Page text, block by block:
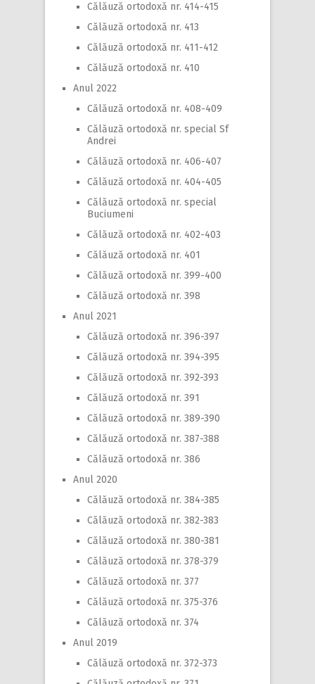
Călăuză ortodoxă nr. 414-415
Călăuză ortodoxă nr. 413
Călăuză ortodoxă nr. 411-412
Călăuză ortodoxă nr. 410
Anul 2022
Călăuză ortodoxă nr. 408-409
Călăuză ortodoxă nr. special Sf
Andrei
Călăuză ortodoxă nr. 406-407
Călăuză ortodoxă nr. 404-405
Călăuză ortodoxă nr. special
Buciumeni
Călăuză ortodoxă nr. 402-403
Călăuză ortodoxă nr. 401
Călăuză ortodoxă nr. 399-400
Călăuză ortodoxă nr. 398
Anul 2021
Călăuză ortodoxă nr. 396-397
Călăuză ortodoxă nr. 394-395
Călăuză ortodoxă nr. 392-393
Călăuză ortodoxă nr. 391
Călăuză ortodoxă nr. 389-390
Călăuză ortodoxă nr. 387-388
Călăuză ortodoxă nr. 386
Anul 2020
Călăuză ortodoxă nr. 384-385
Călăuză ortodoxă nr. 382-383
Călăuză ortodoxă nr. 380-381
Călăuză ortodoxă nr. 378-379
Călăuză ortodoxă nr. 377
Călăuză ortodoxă nr. 375-376
Călăuză ortodoxă nr. 374
Anul 2019
Călăuză ortodoxă nr. 372-373